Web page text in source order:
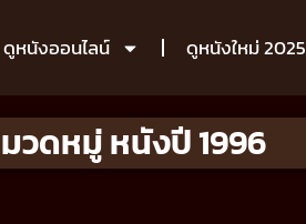
ดูหนังออนไลน์ ดูหนังใหม่ 2025
วดหมู่ หนังปี 1996